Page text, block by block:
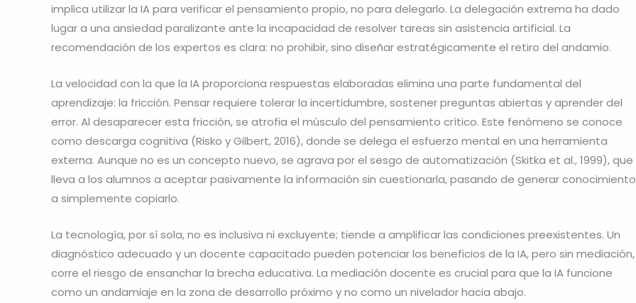
implica utilizar la IA para verificar el pensamiento propio, no para delegarlo. La delegación extrema ha dado
lugar a una ansiedad paralizante ante la incapacidad de resolver tareas sin asistencia artificial. La
recomendación de los expertos es clara: no prohibir, sino diseñar estratégicamente el retiro del andamio.
La velocidad con la que la IA proporciona respuestas elaboradas elimina una parte fundamental del
aprendizaje: la fricción. Pensar requiere tolerar la incertidumbre, sostener preguntas abiertas y aprender del
error. Al desaparecer esta fricción, se atrofia el músculo del pensamiento crítico. Este fenómeno se conoce
como descarga cognitiva (Risko y Gilbert, 2016), donde se delega el esfuerzo mental en una herramienta
externa. Aunque no es un concepto nuevo, se agrava por el sesgo de automatización (Skitka et al., 1999), que
lleva a los alumnos a aceptar pasivamente la información sin cuestionarla, pasando de generar conocimiento
a simplemente copiarlo.
La tecnología, por sí sola, no es inclusiva ni excluyente; tiende a amplificar las condiciones preexistentes. Un
diagnóstico adecuado y un docente capacitado pueden potenciar los beneficios de la IA, pero sin mediación,
corre el riesgo de ensanchar la brecha educativa. La mediación docente es crucial para que la IA funcione
como un andamiaje en la zona de desarrollo próximo y no como un nivelador hacia abajo.